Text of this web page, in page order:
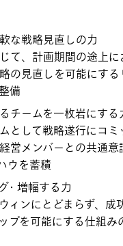
な戦略見直しの力
て、計画期間の途上
の見直しを可能にす
備
チームを一枚岩にする
として戦略遂行にコミ
営メンバーとの共通意
ウを蓄積
・増幅する力
ィンにとどまらず、成
プを可能にする仕組み